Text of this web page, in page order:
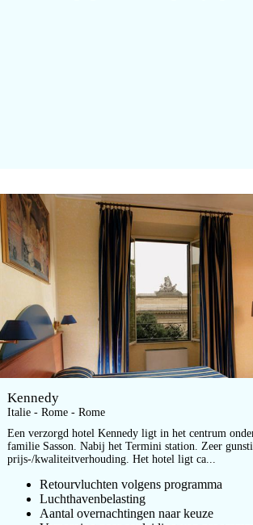
Kennedy
Italie - Rome - Rome
Een verzorgd hotel Kennedy ligt in het centrum
familie Sasson. Nabij het Termini station. Zeer
prijs-/kwaliteitverhouding. Het hotel ligt ca...
Retourvluchten volgens programma
Luchthavenbelasting
Aantal overnachtingen naar keuze